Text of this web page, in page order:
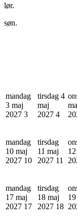
lør.
søn.
mandag
3 maj
2027 3
tirsdag 4
maj
2027 4
mandag
10 maj
2027 10
tirsdag
11 maj
2027 11
mandag
17 maj
2027 17
tirsdag
18 maj
2027 18